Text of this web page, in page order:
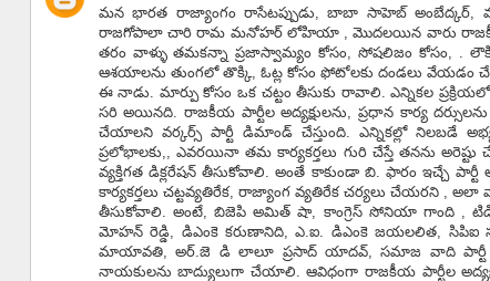
మన భారత రాజ్యాంగం రాసేటప్పుడు, బాబా సాహెబ్ అంబేద్కర్,
రాజగోపాలా చారి రామ మనోహర్ లోహియా , మొదలయిన వారు రాజకీయ
తరం వాళ్ళు తమకన్నా ప్రజాస్వామ్యం కోసం, సోషలిజం కోసం, .
ఆశయాలను తుంగలో తొక్కి, ఓట్ల కోసం ఫోటోలకు దండలు వేయడం
ఈ నాడు. మార్పు కోసం ఒక చట్టం తీసుకు రావాలి. ఎన్నికల
సరి అయినది. రాజకీయ పార్టీల అద్యక్షులను, ప్రధాన కార్య
చేయాలని వర్కర్స్ పార్టీ డిమాండ్ చేస్తుంది. ఎన్నికల్లో నిలబడే
ప్రలోభాలకు,, ఎవరయినా తమ కార్యకర్తలు గురి చేస్తే తనను
వ్యక్తిగత డిక్లరేషన్ తీసుకోవాలి. అంతే కాకుండా బి. ఫారం ఇచ్చే
కార్యకర్తలు చట్టవ్యతిరేక, రాజ్యాంగ వ్యతిరేక చర్యలు చేయరని , అలా
తీసుకోవాలి. అంటే, బిజెపి అమిత్ షా, కాంగ్రెస్ సోనియా గాంది ,
మోహన్ రెడ్డి, డిఎంకె కరుణానిది, ఎ.ఐ. డిఎంకె జయలలిత, సిపిఐ
మాయావతి, అర్.జె డి లాలూ ప్రసాద్ యాదవ్, సమాజ వాది పార్టీ
నాయకులను బాద్యులుగా చేయాలి. ఆవిధంగా రాజకీయ పార్టీల